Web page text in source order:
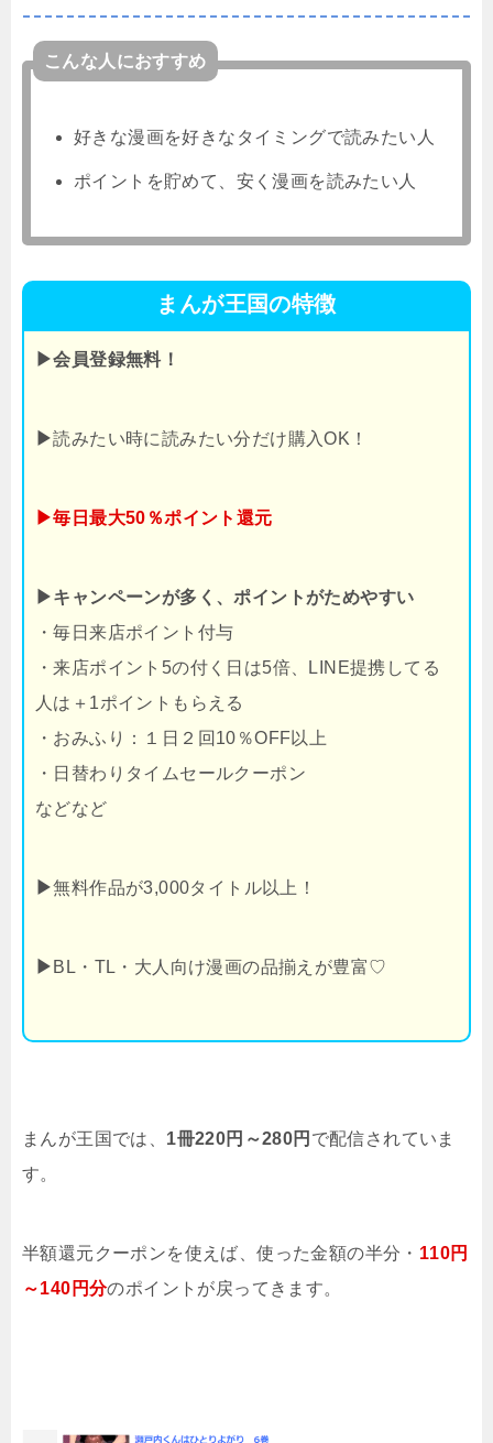
こんな人におすすめ
好きな漫画を好きなタイミングで読みたい人
ポイントを貯めて、安く漫画を読みたい人
まんが王国の特徴
▶会員登録無料！
▶読みたい時に読みたい分だけ購入OK！
▶毎日最大50％ポイント還元
▶キャンペーンが多く、ポイントがためやすい
・毎日来店ポイント付与
・来店ポイント5の付く日は5倍、LINE提携してる
人は＋1ポイントもらえる
・おみふり：１日２回10％OFF以上
・日替わりタイムセールクーポン
などなど
▶無料作品が3,000タイトル以上！
▶ BL・TL・大人向け漫画の品揃えが豊富♡
まんが王国では、 1冊220円～280円 で配信されていま
す。
半額還元クーポンを使えば、使った金額の半分・ 110円
～140円分のポイントが戻ってきます。